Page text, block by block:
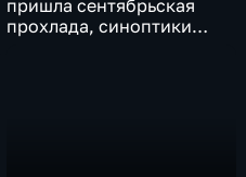
пришла сентябрьская
прохлада, синоптики